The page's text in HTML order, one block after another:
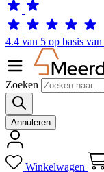
4.4 van 5 op basis van
Zoeken
Annuleren
Winkelwagen